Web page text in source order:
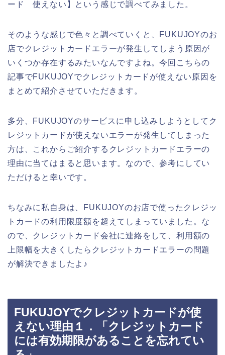
ード 使えない】という感じで調べてみました。
そのような感じで色々と調べていくと、FUKUJOYのお
店でクレジットカードエラーが発生してしまう原因が
いくつか存在するみたいなんですよね。今回こちらの
記事でFUKUJOYでクレジットカードが使えない原因を
まとめて紹介させていただきます。
多分、FUKUJOYのサービスに申し込みしようとしてク
レジットカードが使えないエラーが発生してしまった
方は、これからご紹介するクレジットカードエラーの
理由に当てはまると思います。なので、参考にしてい
ただけると幸いです。
ちなみに私自身は、FUKUJOYのお店で使ったクレジッ
トカードの利用限度額を超えてしまっていました。な
ので、クレジットカード会社に連絡をして、利用額の
上限幅を大きくしたらクレジットカードエラーの問題
が解決できましたよ♪
FUKUJOYでクレジットカードが使
えない理由１．「クレジットカード
には有効期限があることを忘れてい